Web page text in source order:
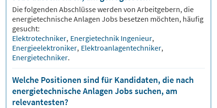
Die folgenden Abschlüsse werden von Arbeitgebern, die
energietechnische Anlagen Jobs besetzen möchten, häufig
gesucht:
Elektrotechniker, Energietechnik Ingenieur,
Energieelektroniker, Elektroanlagentechniker,
Energietechniker.
Welche Positionen sind für Kandidaten, die nach
energietechnische Anlagen Jobs suchen, am
relevantesten?